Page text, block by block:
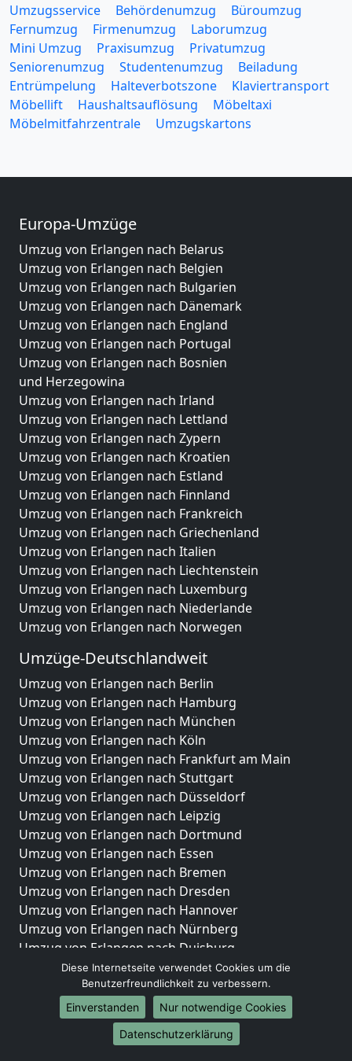
Umzugsservice Behördenumzug
Büroumzug
Fernumzug
Firmenumzug
Laborumzug
Mini Umzug
Praxisumzug
Privatumzug
Seniorenumzug
Studentenumzug
Beiladung
Entrümpelung
Halteverbotszone
Klaviertransport
Möbellift
Haushaltsauflösung
Möbeltaxi
Möbelmitfahrzentrale
Umzugskartons
Europa-Umzüge
Umzug von Erlangen nach Belarus
Umzug von Erlangen nach Belgien
Umzug von Erlangen nach Bulgarien
Umzug von Erlangen nach Dänemark
Umzug von Erlangen nach England
Umzug von Erlangen nach Portugal
Umzug von Erlangen nach Bosnien
und Herzegowina
Umzug von Erlangen nach Irland
Umzug von Erlangen nach Lettland
Umzug von Erlangen nach Zypern
Umzug von Erlangen nach Kroatien
Umzug von Erlangen nach Estland
Umzug von Erlangen nach Finnland
Umzug von Erlangen nach Frankreich
Umzug von Erlangen nach Griechenland
Umzug von Erlangen nach Italien
Umzug von Erlangen nach Liechtenstein
Umzug von Erlangen nach Luxemburg
Umzug von Erlangen nach Niederlande
Umzug von Erlangen nach Norwegen
Umzüge-Deutschlandweit
Umzug von Erlangen nach Berlin
Umzug von Erlangen nach Hamburg
Umzug von Erlangen nach München
Umzug von Erlangen nach Köln
Umzug von Erlangen nach Frankfurt am Main
Umzug von Erlangen nach Stuttgart
Umzug von Erlangen nach Düsseldorf
Umzug von Erlangen nach Leipzig
Umzug von Erlangen nach Dortmund
Umzug von Erlangen nach Essen
Umzug von Erlangen nach Bremen
Umzug von Erlangen nach Dresden
Umzug von Erlangen nach Hannover
Umzug von Erlangen nach Nürnberg
Umzug von Erlangen nach Duisburg
Umzug von Erlangen nach Bochum
Umzug von Erlangen nach Wuppertal
Umzug von Erlangen nach Bielefeld
Umzug von Erlangen nach Bonn
Umzug von Erlangen nach Münster
Diese Internetseite verwendet Cookies um die
Benutzerfreundlichkeit zu verbessern.
Einverstanden
Nur notwendige Cookies
Datenschutzerklärung